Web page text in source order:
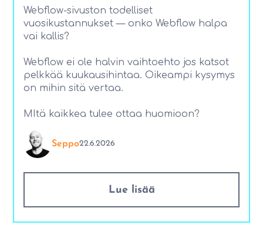
Webflow-sivuston todelliset
vuosikustannukset — onko Webflow halpa
vai kallis?
Webflow ei ole halvin vaihtoehto jos katsot
pelkkää kuukausihintaa. Oikeampi kysymys
on mihin sitä vertaa.
MItä kaikkea tulee ottaa huomioon?
Seppo22.6.2026
Lue lisää